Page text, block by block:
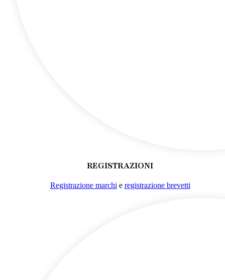
REGISTRAZIONI
Registrazione marchi e registrazione brevetti